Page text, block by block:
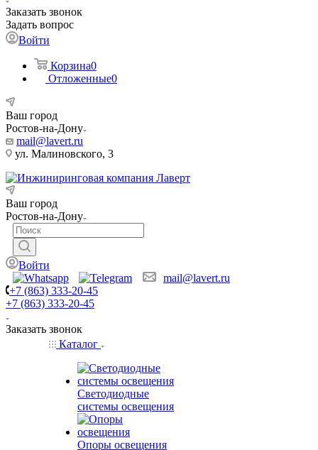
Заказать звонок
Задать вопрос
Войти
Корзина0
Отложенные0
Ваш город
Ростов-на-Дону
mail@lavert.ru
ул. Малиновского, 3
Ваш город
Ростов-на-Дону
Войти
mail@lavert.ru
+7 (863) 333-20-45
+7 (863) 333-20-45
Заказать звонок
Каталог
Светодиодные
системы освещения
Опоры освещения